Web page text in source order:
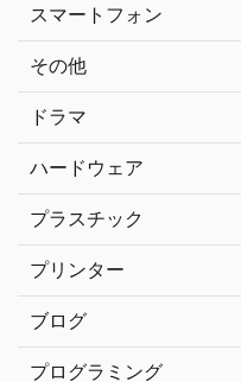
スマートフォン
その他
ドラマ
ハードウェア
プラスチック
プリンター
ブログ
プログラミング